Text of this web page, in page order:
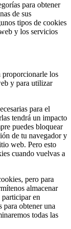
para obtener
de sus
tipos de cookies
y los servicios
proporcionarle los
y para utilizar
para el
tendrá un impacto
puedes bloquear
de tu navegador y
web. Pero esto
cuando vuelvas a
pero para
almacenar
en
para obtener una
todas las